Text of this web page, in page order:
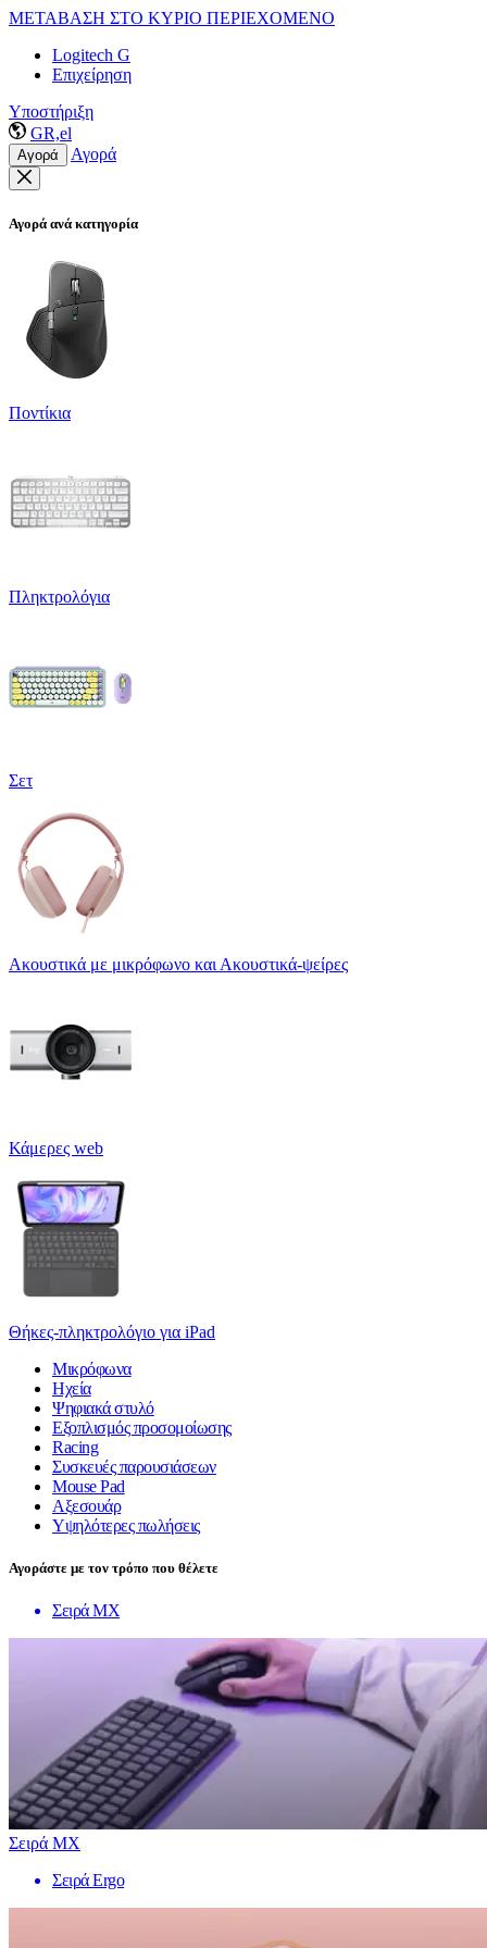
ΜΕΤΑΒΑΣΗ ΣΤΟ ΚΥΡΙΟ ΠΕΡΙΕΧΟΜΕΝΟ
Logitech G
Επιχείρηση
Υποστήριξη
GR,el
Αγορά Αγορά
Αγορά ανά κατηγορία
Ποντίκια
Πληκτρολόγια
Σετ
Ακουστικά με μικρόφωνο και Ακουστικά-ψείρες
Κάμερες web
Θήκες-πληκτρολόγιο για iPad
Μικρόφωνα
Ηχεία
Ψηφιακά στυλό
Εξοπλισμός προσομοίωσης
Racing
Συσκευές παρουσιάσεων
Mouse Pad
Αξεσουάρ
Υψηλότερες πωλήσεις
Αγοράστε με τον τρόπο που θέλετε
Σειρά MX
Σειρά MX
Σειρά Ergo